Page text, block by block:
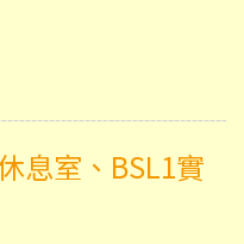
息室、BSL1實